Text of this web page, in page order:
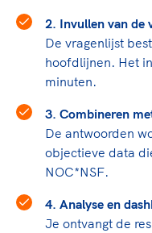
2. Invullen van de
De vragenlijst
hoofdlijnen. Het
minuten.
3. Combineren
De antwoorden
objectieve data
NOC*NSF.
4. Analyse en
Je ontvangt de